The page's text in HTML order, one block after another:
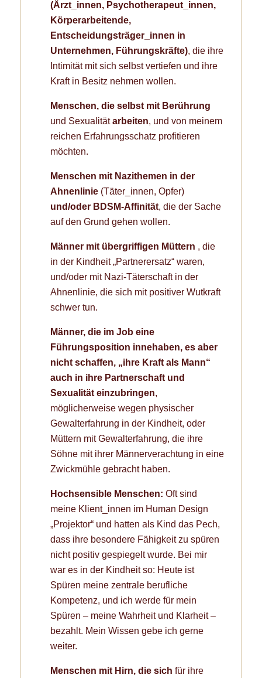
(Ärzt_innen, Psychotherapeut_innen,
Körperarbeitende,
Entscheidungsträger_innen in
Unternehmen, Führungskräfte), die ihre
Intimität mit sich selbst vertiefen und ihre
Kraft in Besitz nehmen wollen.
Menschen, die selbst mit Berührung
und Sexualitätarbeiten, und von meinem
reichen Erfahrungsschatz profitieren
möchten.
Menschen mit Nazithemen in der
Ahnenlinie (Täter_innen, Opfer)
und/oder BDSM-Affinität, die der Sache
auf den Grund gehen wollen.
Männer mit übergriffigen Müttern , die
in der Kindheit „Partnerersatz“ waren,
und/oder mit Nazi-Täterschaft in der
Ahnenlinie, die sich mit positiver Wutkraft
schwer tun.
Männer, die im Job eine
Führungsposition innehaben, es aber
nicht schaffen, „ihre Kraft als Mann“
auch in ihre Partnerschaft und
Sexualität einzubringen,
möglicherweise wegen physischer
Gewalterfahrung in der Kindheit, oder
Müttern mit Gewalterfahrung, die ihre
Söhne mit ihrer Männerverachtung in eine
Zwickmühle gebracht haben.
Hochsensible Menschen: Oft sind
meine Klient_innen im Human Design
„Projektor“ und hatten als Kind das Pech,
dass ihre besondere Fähigkeit zu spüren
nicht positiv gespiegelt wurde. Bei mir
war es in der Kindheit so: Heute ist
Spüren meine zentrale berufliche
Kompetenz, und ich werde für mein
Spüren – meine Wahrheit und Klarheit –
bezahlt. Mein Wissen gebe ich gerne
weiter.
Menschen mit Hirn, die sich für ihre